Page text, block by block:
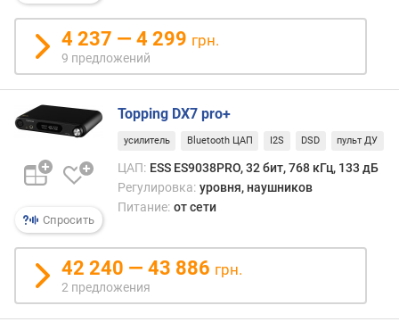
д
с
е
т
з
а
и
и
Ц
А
П
(
4 237 — 4 299 грн.
9 предложений
Спросить
Topping DX7 pro+
усилитель Bluetooth ЦАП I2S DSD пульт ДУ
ЦАП: ESS ES9038PRO, 32 бит, 768 кГц, 133 дБ
Регулировка: уровня, наушников
Питание: от сети
42 240 — 43 886 грн.
2 предложения